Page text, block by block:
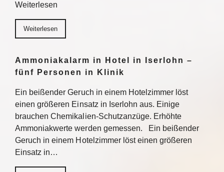
Weiterlesen
Weiterlesen
Ammoniakalarm in Hotel in Iserlohn –
fünf Personen in Klinik
Ein beißender Geruch in einem Hotelzimmer löst
einen größeren Einsatz in Iserlohn aus. Einige
brauchen Chemikalien-Schutzanzüge. Erhöhte
Ammoniakwerte werden gemessen. Ein beißender
Geruch in einem Hotelzimmer löst einen größeren
Einsatz in…